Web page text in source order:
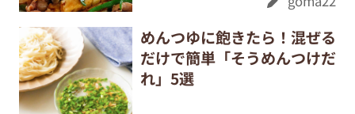
めんつゆに飽きたら！混ぜる
だけで簡単「そうめんつけだ
れ」5選